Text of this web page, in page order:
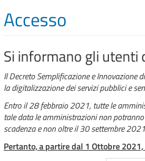
Accesso
Si informano gli utenti
Il Decreto Semplificazione e Innovazione
la digitalizzazione dei servizi pubblici e
Entro il 28 febbraio 2021, tutte le
tale data le amministrazioni non
scadenza e non oltre il 30 settembre
Pertanto, a partire dal 1 Ottobre